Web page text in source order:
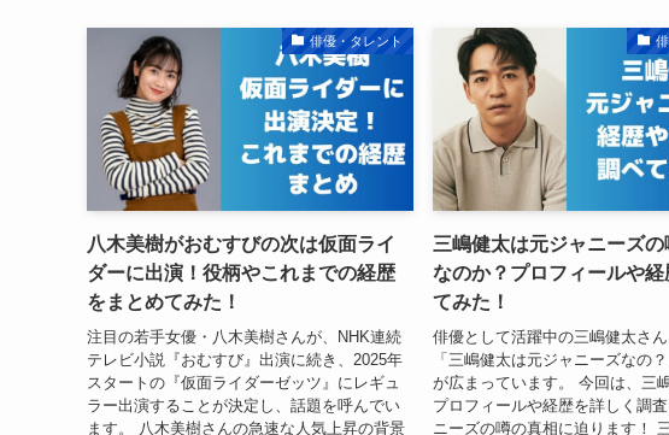
俳優・タレント
八木美樹がおむすびの次は仮面ライ
ダーに出演！役柄やこれまでの経歴
をまとめてみた！
注目の若手女優・八木美樹さんが、NHK連続
テレビ小説『おむすび』出演に続き、2025年
スタートの『仮面ライダーゼッツ』にレギュ
ラー出演することが決定し、話題を呼んでい
ます。 八木美樹さんの急速な人気上昇の背景
三嶋健太は元ジャニーズの
なのか？プロフィールや経
てみた！
俳優として活躍中の三嶋健太さん
「三嶋健太は元ジャニーズなの
が広まっています。 今回は、三
プロフィールや経歴を詳しく調
ニーズの噂の真相に迫ります！